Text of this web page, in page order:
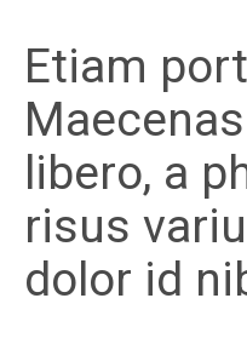
Etiam
libero, a
risus
dolor id